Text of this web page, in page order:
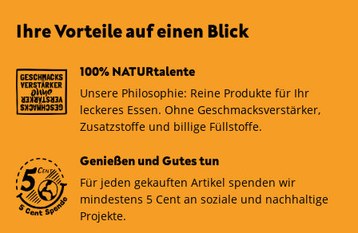
Ihre Vorteile auf einen Blick
100% NATURtalente
Unsere Philosophie: Reine Produkte für Ihr
leckeres Essen. Ohne Geschmacksverstärker,
Zusatzstoffe und billige Füllstoffe.
Genießen und Gutes tun
Für jeden gekauften Artikel spenden wir
mindestens 5 Cent an soziale und nachhaltige
Projekte.